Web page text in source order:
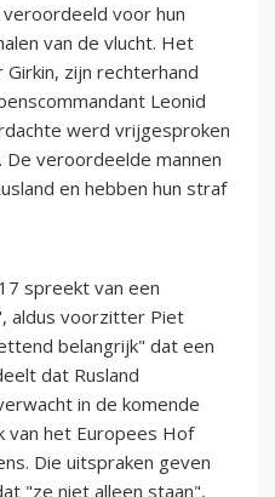
voor hun
van de vlucht. Het
zijn rechterhand
Leonid
werd vrijgesproken
veroordeelde mannen
en hebben hun straf
spreekt van een
aldus voorzitter Piet
belangrijk" dat een
dat Rusland
in de komende
van het Europees Hof
Die uitspraken geven
"ze niet alleen staan",